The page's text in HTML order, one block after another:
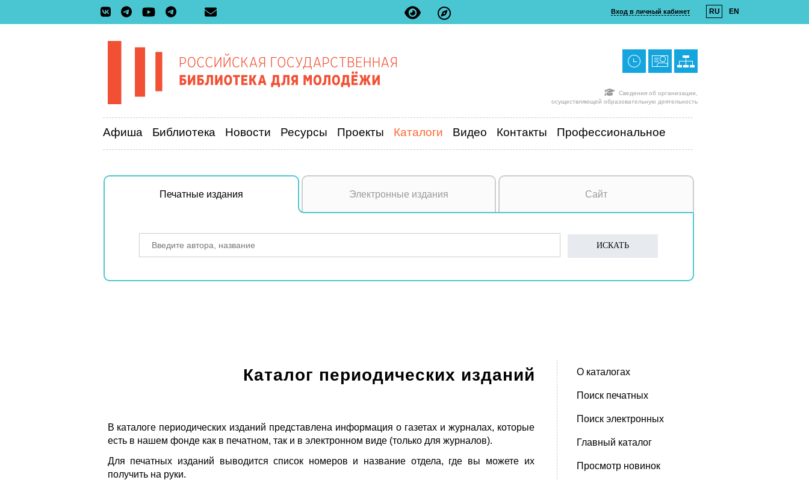
Вход в личный кабинет RU EN
Сведения об организации,
осуществляющей образовательную деятельность
Афиша Библиотека Новости Ресурсы Проекты Каталоги Видео Контакты Профессиональное
Печатные издания Электронные издания Сайт
Каталог периодических изданий
В каталоге периодических изданий представлена информация о газетах и журналах, которые
есть в нашем фонде как в печатном, так и в электронном виде (только для журналов).
Для печатных изданий выводится список номеров и название отдела, где вы можете их
получить на руки.
О каталогах
Поиск печатных
Поиск электронных
Главный каталог
Просмотр новинок